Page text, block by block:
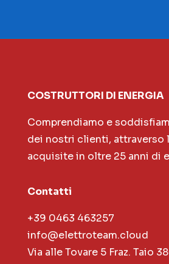
COSTRUTTORI DI ENERGIA
Comprendiamo e
dei nostri clienti, attraverso
acquisite in oltre 25 anni di
Contatti
+39 0463 463257
info@elettroteam.cloud
Via alle Tovare 5 Fraz. Taio